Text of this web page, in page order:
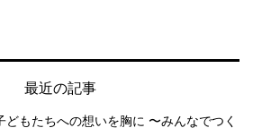
最近の記事
どもたちへの想いを胸に 〜みんなでつく